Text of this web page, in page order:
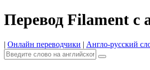
Перевод Filament с
| Онлайн переводчики | Англо-русский